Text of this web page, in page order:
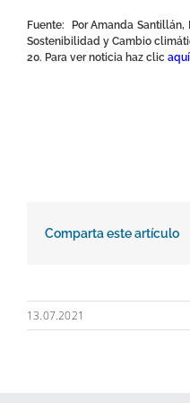
Fuente: Por Amanda Santillán,
Sostenibilidad y Cambio
20. Para ver noticia haz clic aquí
Comparta este artículo
13.07.2021